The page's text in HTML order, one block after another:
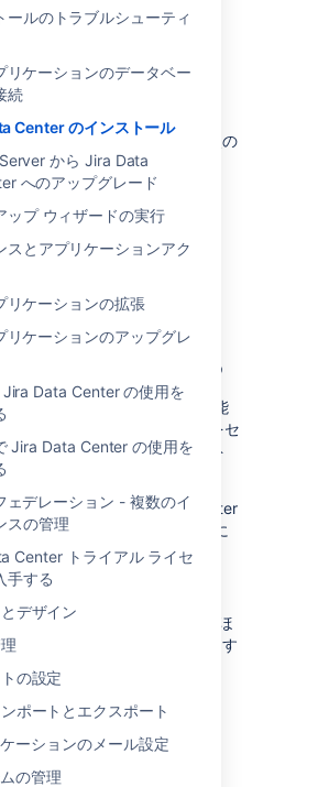
ールのトラブルシューティ
リケーションのデータベー
続
Center のインストール
から Jira Data
へのアップグレード
ップ ウィザードの実行
スとアプリケーションアク
リケーションの拡張
リケーションのアップグレ
Jira Data Center の使用を
Jira Data Center の使用を
ェデレーション - 複数のイ
スの管理
Center トライアル ライセ
手する
デザイン
の設定
ポートとエクスポート
ーションのメール設定
の管理
in AWS
前に
セットアップするにあたり、次の
ださい。
データベース、Java、およびオ
ング システムの詳細について
ントで要件は同じです。
を使用するには、次の条件
いる必要があります。
a Data Center license (you
purchase a Data Center
ート対象
となっているバージョン
部データベース、OS、Javaを使
る。
アトラシアン製品 (Confluence
のアプリケーション リンク
合、OAuth 認証を使用している
スタで実行するには、次の条件も
があります。
ラスタの手前に、セッション ア
ニティと WebSocket サポートを
するロード バランサを使用する。
バランサの例
パスですべてのクラスタ ノードに
ーム ディレクトリになります) が
する。ローカル ホームまたはイン
ストール ディレクトリ : Jira をイ
カルのホーム ディレクトリ
: 各ク
タ ノードにローカルで保存される
ムまたはデータ ディレクトリ
がクラスタで実行されていない場
単に "ホーム ディレクトリ")。
ホーム ディレクトリ: 同一パスを
してクラスタのすべてのノードに
セス可能な、ユーザーが作成した
レクトリ。
ドに Jira Data
インストールする
またはディザスタ リカバリ機能
としていない場合、クラスタをセ
に Jira Data Center をインスト
トアップせずに Jira Data Center
するには、Jira Server の指示に
リケーションのインストール
の Jira Server インストールとほ
Data Center ライセンスを入力す
Center のクラスタ
ストール